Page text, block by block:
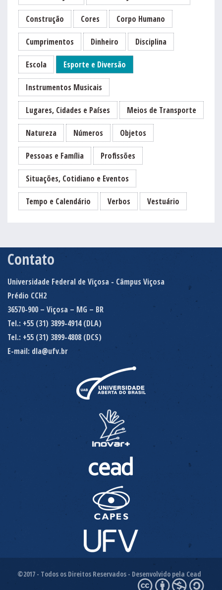
Construção Cores Corpo Humano
Cumprimentos Dinheiro Disciplina
Escola Esporte e Diversão
Instrumentos Musicais
Lugares, Cidades e Países Meios de Transporte
Natureza Números Objetos
Pessoas e Família Profissões
Situações, Cotidiano e Eventos
Tempo e Calendário Verbos Vestuário
Contato
Universidade Federal de Viçosa - Câmpus Viçosa
Prédio CCH2
36570-900 – Viçosa – MG – BR
Tel.: +55 (31) 3899-4914 (DLA)
Tel.: +55 (31) 3899-4808 (DCS)
E-mail: dla@ufv.br
©2017 - Todos os Direitos Reservados - Desenvolvido pela Cead